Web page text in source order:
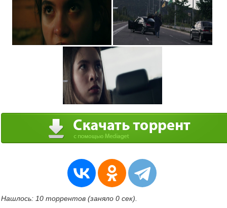
Нашлось: 10 торрентов (заняло 0 сек).